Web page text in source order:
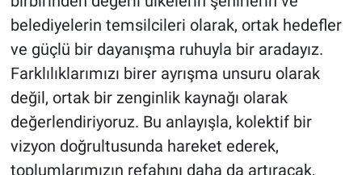
belediyelerin temsilcileri olarak, ortak hedefler
ve güçlü bir dayanışma ruhuyla bir aradayız.
Farklılıklarımızı birer ayrışma unsuru olarak
değil, ortak bir zenginlik kaynağı olarak
değerlendiriyoruz. Bu anlayışla, kolektif bir
vizyon doğrultusunda hareket ederek,
toplumlarımızın refahını daha da artıracak,